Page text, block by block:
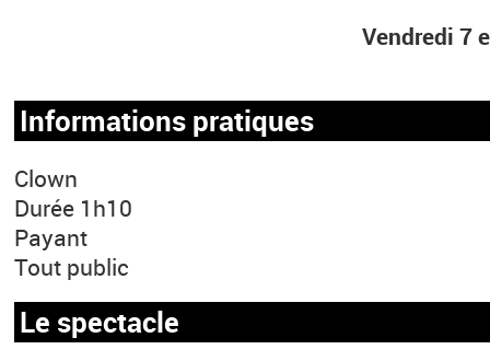
Vendredi 7
Informations pratiques
Clown
Durée 1h10
Payant
Tout public
Le spectacle